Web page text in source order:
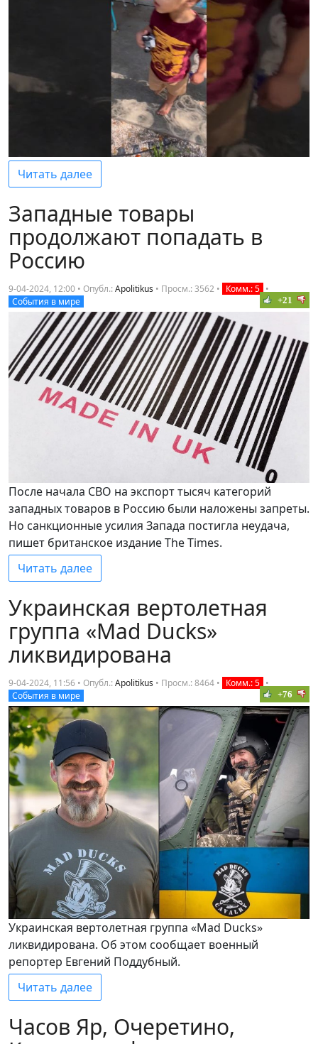
Читать далее
Западные товары
продолжают попадать в
Россию
9-04-2024, 12:00 • Опубл.:Apolitikus • Просм.: 3562 • Комм.: 5 •
События в мире
+21
После начала СВО на экспорт тысяч категорий
западных товаров в Россию были наложены запреты.
Но санкционные усилия Запада постигла неудача,
пишет британское издание The Times.
Читать далее
Украинская вертолетная
группа «Mad Ducks»
ликвидирована
9-04-2024, 11:56 • Опубл.:Apolitikus • Просм.: 8464 • Комм.: 5 •
События в мире
+76
Украинская вертолетная группа «Mad Ducks»
ликвидирована. Об этом сообщает военный
репортер Евгений Поддубный.
Читать далее
Часов Яр, Очеретино,